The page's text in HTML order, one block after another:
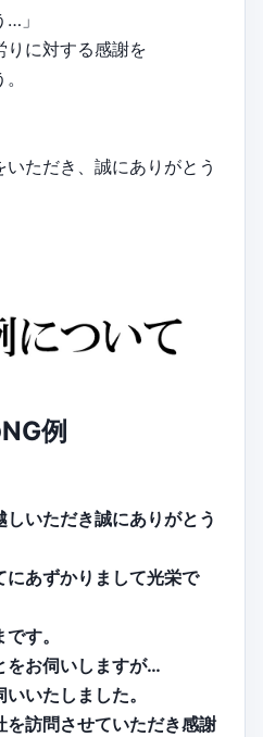
」
りに対する感謝を
いただき、誠にありがとう
例
いただき誠にありがとう
あずかりまして光栄で
す。
をお伺いしますが…
いたしました。
を訪問させていただき感謝